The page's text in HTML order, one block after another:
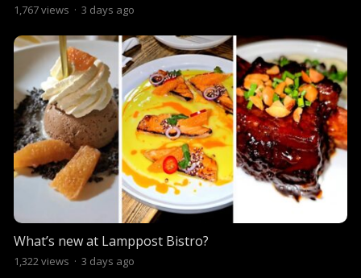
1,767views · 3 days ago
What’s new at Lamppost Bistro?
1,322views · 3 days ago